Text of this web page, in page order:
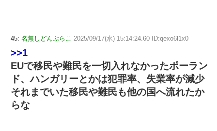
45: 名無しどんぶらこ 2025/09/17(水) 15:14:24.60 ID:qexo6l1x0
>>1
EUで移民や難民を一切入れなかったポーラン
ド、ハンガリーとかは犯罪率、失業率が減少
それまでいた移民や難民も他の国へ流れたか
らな